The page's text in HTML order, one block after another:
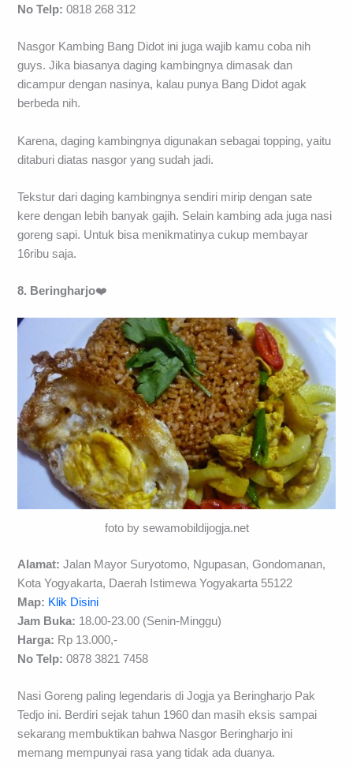
No Telp: 0818 268 312
Nasgor Kambing Bang Didot ini juga wajib kamu coba nih
guys. Jika biasanya daging kambingnya dimasak dan
dicampur dengan nasinya, kalau punya Bang Didot agak
berbeda nih.
Karena, daging kambingnya digunakan sebagai topping, yaitu
ditaburi diatas nasgor yang sudah jadi.
Tekstur dari daging kambingnya sendiri mirip dengan sate
kere dengan lebih banyak gajih. Selain kambing ada juga nasi
goreng sapi. Untuk bisa menikmatinya cukup membayar
16ribu saja.
8. Beringharjo❤️
foto by sewamobildijogja.net
Alamat: Jalan Mayor Suryotomo, Ngupasan, Gondomanan,
Kota Yogyakarta, Daerah Istimewa Yogyakarta 55122
Map: Klik Disini
Jam Buka: 18.00-23.00 (Senin-Minggu)
Harga: Rp 13.000,-
No Telp: 0878 3821 7458
Nasi Goreng paling legendaris di Jogja ya Beringharjo Pak
Tedjo ini. Berdiri sejak tahun 1960 dan masih eksis sampai
sekarang membuktikan bahwa Nasgor Beringharjo ini
memang mempunyai rasa yang tidak ada duanya.